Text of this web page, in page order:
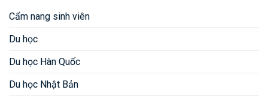
Cẩm nang sinh viên
Du học
Du học Hàn Quốc
Du học Nhật Bản